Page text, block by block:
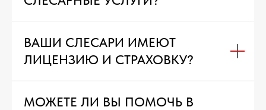
ВАШИ СЛЕСАРИ ИМЕЮТ
ЛИЦЕНЗИЮ И СТРАХОВКУ?
МОЖЕТЕ ЛИ ВЫ ПОМОЧЬ В